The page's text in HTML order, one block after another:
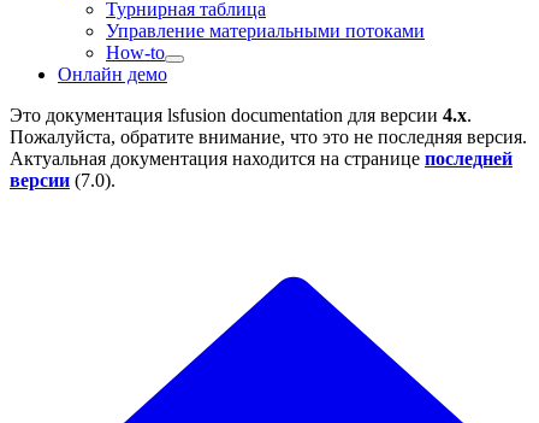
Турнирная таблица
Управление материальными потоками
How-to
Онлайн демо
Это документация lsfusion documentation для версии 4.x.
Пожалуйста, обратите внимание, что это не последняя версия.
Актуальная документация находится на странице последней
версии (7.0).